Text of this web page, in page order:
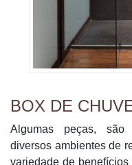
BOX DE
Algumas peças, são
diversos ambientes de
variedade de